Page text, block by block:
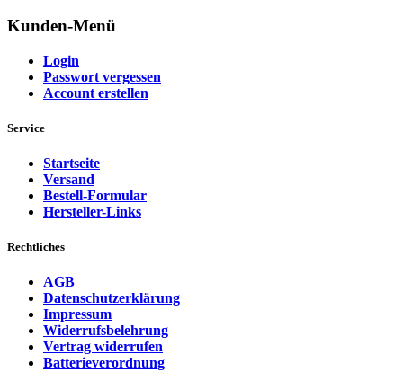
Kunden-Menü
Login
Passwort vergessen
Account erstellen
Service
Startseite
Versand
Bestell-Formular
Hersteller-Links
Rechtliches
AGB
Datenschutzerklärung
Impressum
Widerrufsbelehrung
Vertrag widerrufen
Batterieverordnung